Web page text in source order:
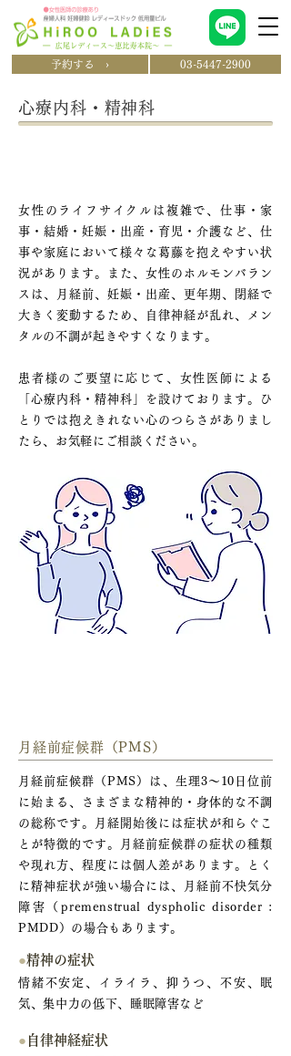
予約する › 03-5447-2900
心療内科・精神科
女性のライフサイクルは複雑で、仕事・家
事・結婚・妊娠・出産・育児・介護など、仕
事や家庭において様々な葛藤を抱えやすい状
況があります。また、女性のホルモンバラン
スは、月経前、妊娠・出産、更年期、閉経で
大きく変動するため、自律神経が乱れ、メン
タルの不調が起きやすくなります。
患者様のご要望に応じて、女性医師による
「心療内科・精神科」を設けております。ひ
とりでは抱えきれない心のつらさがありまし
たら、お気軽にご相談ください。
月経前症候群（PMS）
月経前症候群（PMS）は、生理3～10日位前
に始まる、さまざまな精神的・身体的な不調
の総称です。月経開始後には症状が和らぐこ
とが特徴的です。月経前症候群の症状の種類
や現れ方、程度には個人差があります。とく
に精神症状が強い場合には、月経前不快気分
障害（premenstrual dyspholic disorder :
PMDD）の場合もあります。
●精神の症状
情緒不安定、イライラ、抑うつ、不安、眠
気、集中力の低下、睡眠障害など
● 自律神経症状